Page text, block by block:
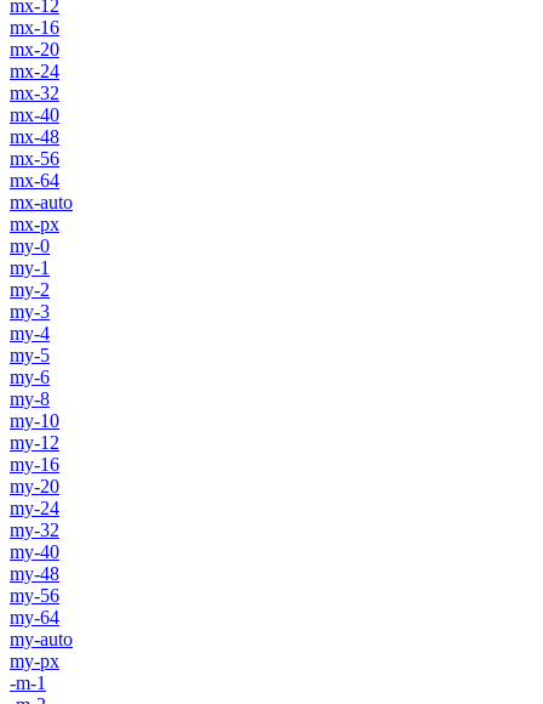
mx-12
mx-16
mx-20
mx-24
mx-32
mx-40
mx-48
mx-56
mx-64
mx-auto
mx-px
my-0
my-1
my-2
my-3
my-4
my-5
my-6
my-8
my-10
my-12
my-16
my-20
my-24
my-32
my-40
my-48
my-56
my-64
my-auto
my-px
-m-1